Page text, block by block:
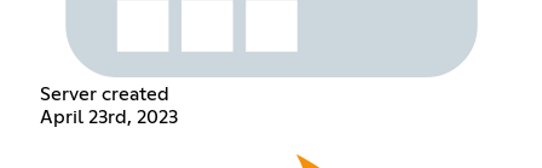
Server created
April 23rd, 2023